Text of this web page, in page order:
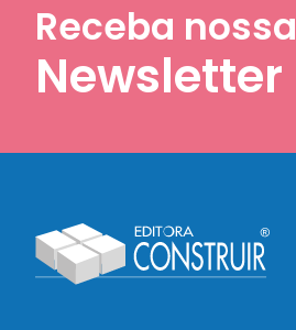
Receba nossa
Newsletter